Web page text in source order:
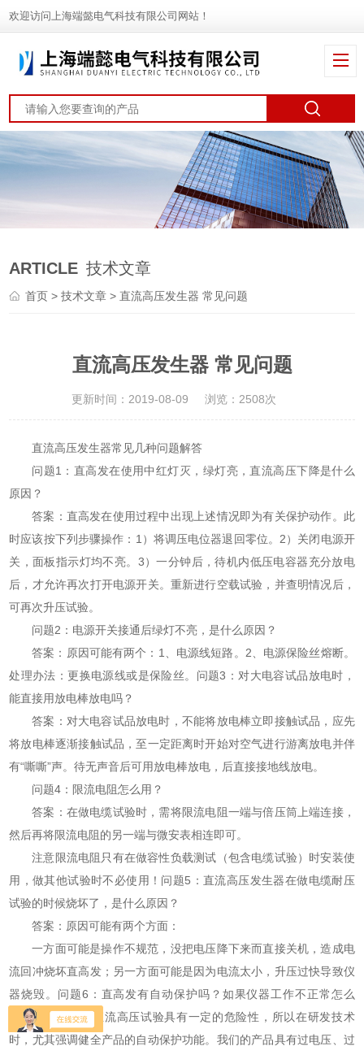
欢迎访问上海端懿电气科技有限公司网站！
ARTICLE 技术文章
首页 >技术文章 > 直流高压发生器 常见问题
直流高压发生器 常见问题
更新时间：2019-08-09 浏览：2508次
直流高压发生器常见几种问题解答
问题1：直高发在使用中红灯灭，绿灯亮，直流高压下降是什么
原因？
答案：直高发在使用过程中出现上述情况即为有关保护动作。此
时应该按下列步骤操作：1）将调压电位器退回零位。2）关闭电源开
关，面板指示灯均不亮。3）一分钟后，待机内低压电容器充分放电
后，才允许再次打开电源开关。重新进行空载试验，并查明情况后，
可再次升压试验。
问题2：电源开关接通后绿灯不亮，是什么原因？
答案：原因可能有两个：1、电源线短路。2、电源保险丝熔断。
处理办法：更换电源线或是保险丝。问题3：对大电容试品放电时，
能直接用放电棒放电吗？
答案：对大电容试品放电时，不能将放电棒立即接触试品，应先
将放电棒逐渐接触试品，至一定距离时开始对空气进行游离放电并伴
有“嘶嘶”声。待无声音后可用放电棒放电，后直接接地线放电。
问题4：限流电阻怎么用？
答案：在做电缆试验时，需将限流电阻一端与倍压筒上端连接，
然后再将限流电阻的另一端与微安表相连即可。
注意限流电阻只有在做容性负载测试（包含电缆试验）时安装使
用，做其他试验时不必使用！问题5：直流高压发生器在做电缆耐压
试验的时候烧坏了，是什么原因？
答案：原因可能有两个方面：
一方面可能是操作不规范，没把电压降下来而直接关机，造成电
流回冲烧坏直高发；另一方面可能是因为电流太小，升压过快导致仪
器烧毁。问题6：直高发有自动保护吗？如果仪器工作不正常怎么
办？答案：由于直流高压试验具有一定的危险性，所以在研发技术
时，尤其强调健全产品的自动保护功能。我们的产品具有过电压、过